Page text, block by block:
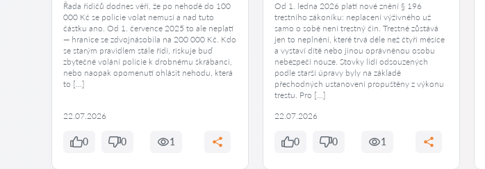
Řada řidičů dodnes věří, že po nehodě do 100
000 Kč se policie volat nemusí a nad tuto
částku ano. Od 1. července 2025 to ale neplatí
— hranice se zdvojnásobila na 200 000 Kč. Kdo
se starým pravidlem stále řídí, riskuje buď
zbytečné volání policie k drobnému škrábanci,
nebo naopak opomenutí ohlásit nehodu, která
to […]
22.07.2026
0 0 1
Od 1. ledna 2026 platí nové znění § 196
trestního zákoníku: neplacení výživného už
samo o sobě není trestný čin. Trestné zůstává
jen to neplnění, které trvá déle než čtyři měsíce
a vystaví dítě nebo jinou oprávněnou osobu
nebezpečí nouze. Stovky lidí odsouzených
podle starší úpravy byly na základě
přechodných ustanovení propuštěny z výkonu
trestu. Pro […]
22.07.2026
0 0 1